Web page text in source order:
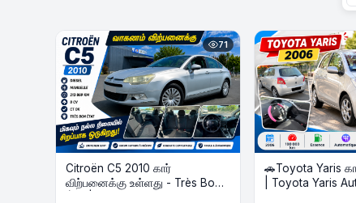
71
Citroën C5 2010 கார்
விற்பனைக்கு உள்ளது - Très Bon
🚗Toyota Yaris